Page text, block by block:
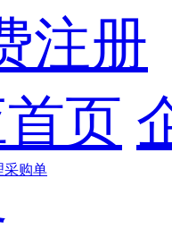
注册
页
采购单